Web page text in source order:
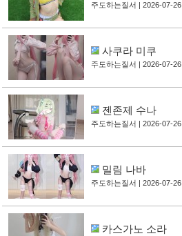
주도하는질서 | 2026-07-26
사쿠라 미쿠
주도하는질서 | 2026-07-26
젠존제 수나
주도하는질서 | 2026-07-26
밀림 나바
주도하는질서 | 2026-07-26
카스가노 소라